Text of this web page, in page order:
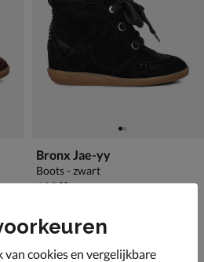
Bronx Jae-yy
Boots - zwart
€ 189,99
189,99
van cookies en vergelijkbare